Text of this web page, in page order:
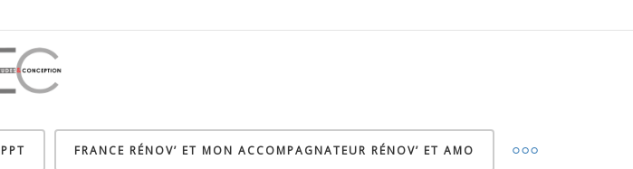
FRANCE RÉNOV’ ET MON ACCOMPAGNATEUR RÉNOV’ ET AMO